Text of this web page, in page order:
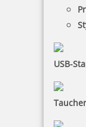
USB-
Jetzt gestalten